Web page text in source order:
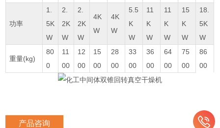
功率
1.
5K
W
2.
2K
W
2.
2K
W
4K
W
4K
W
5.5
K
W
11
K
W
11
K
W
15
K
W
18.
5K
W
重量(kg)
80
0
11
00
12
00
15
00
28
00
33
00
36
00
64
00
75
00
86
00
产品咨询